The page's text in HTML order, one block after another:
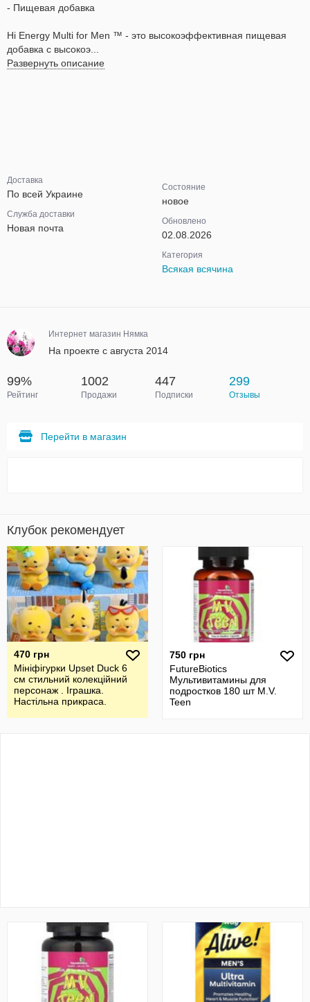
- Пищевая добавка
Hi Energy Multi for Men ™ - это высокоэффективная пищевая
добавка с высокоэ...
Развернуть описание
Доставка
По всей Украине
Служба доставки
Новая почта
Состояние
новое
Обновлено
02.08.2026
Категория
Всякая всячина
Интернет магазин Нямка
На проекте с августа 2014
99%
Рейтинг
1002
Продажи
447
Подписки
299
Отзывы
Перейти в магазин
Клубок рекомендует
470 грн
Мініфігурки Upset Duck 6
см стильний колекційний
персонаж . Іграшка.
Настільна прикраса.
750 грн
FutureBiotics
Мультивитамины для
подростков 180 шт M.V.
Teen